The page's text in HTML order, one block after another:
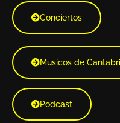
Conciertos
Musicos de
Podcast